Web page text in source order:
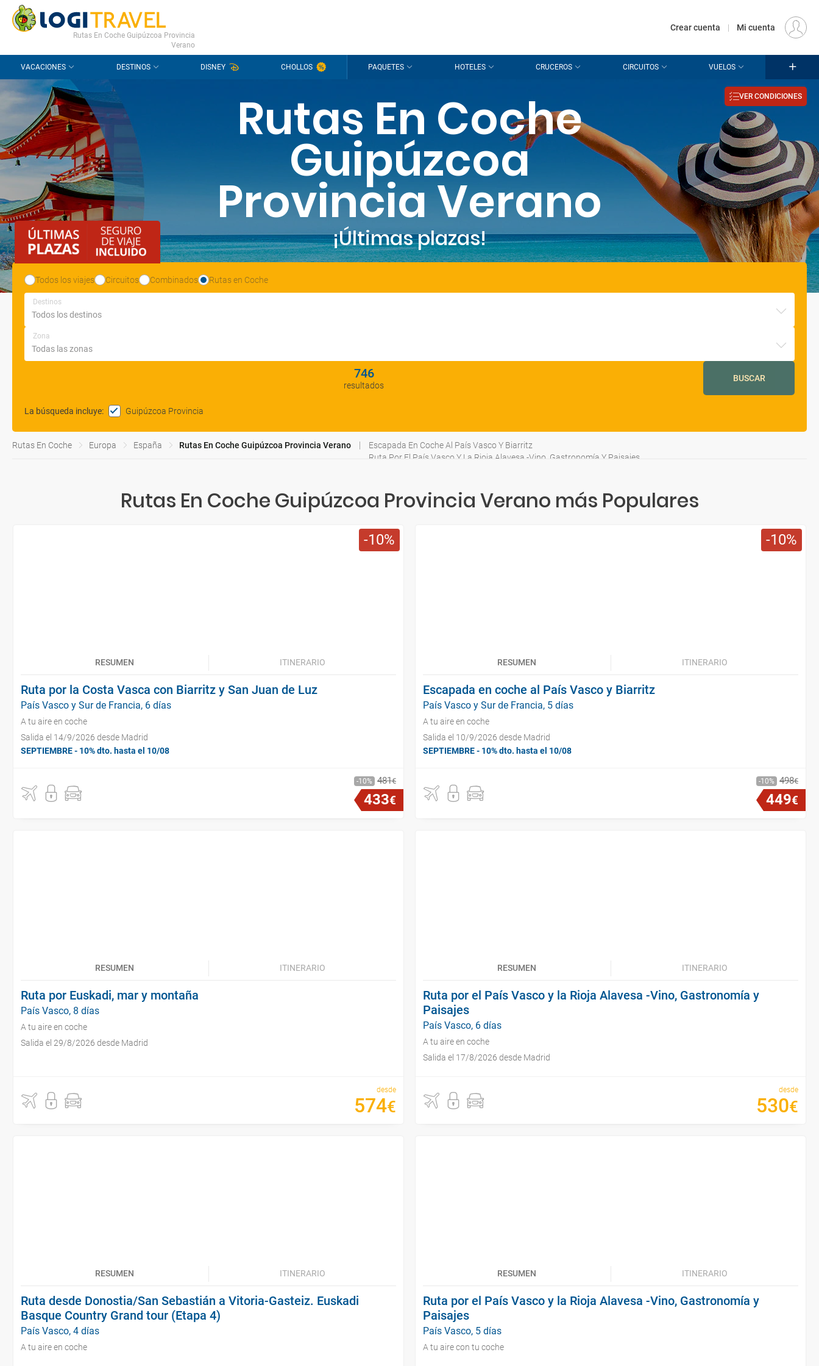
CONTACTO PREGUNTAS FRECUENTES
Rutas En Coche Guipúzcoa Provincia
Verano
Crear cuenta | Mi cuenta
VACACIONES DESTINOS DISNEY CHOLLOS PAQUETES HOTELES CRUCEROS CIRCUITOS VUELOS
Rutas En Coche
Guipúzcoa
Provincia Verano
¡Últimas plazas!
VER CONDICIONES
Todos los viajes Circuitos Combinados Rutas en Coche
Destinos
Zona
746
resultados
BUSCAR
La búsqueda incluye: Guipúzcoa Provincia
Rutas En Coche Europa España Rutas En Coche Guipúzcoa Provincia Verano
Escapada En Coche Al País Vasco Y Biarritz
Ruta Por El País Vasco Y La Rioja Alavesa -Vino, Gastronomía Y Paisajes
Rutas En Coche Guipúzcoa Provincia Verano más Populares
10
RESUMEN ITINERARIO
Ruta por la Costa Vasca con Biarritz y San Juan de Luz
País Vasco y Sur de Francia, 6 días
A tu aire en coche
Salida el 14/9/2026 desde Madrid
SEPTIEMBRE - 10% dto. hasta el 10/08
10 481€
433€
10
RESUMEN ITINERARIO
Escapada en coche al País Vasco y Biarritz
País Vasco y Sur de Francia, 5 días
A tu aire en coche
Salida el 10/9/2026 desde Madrid
SEPTIEMBRE - 10% dto. hasta el 10/08
10 498€
449€
RESUMEN ITINERARIO
Ruta por Euskadi, mar y montaña
País Vasco, 8 días
A tu aire en coche
Salida el 29/8/2026 desde Madrid
desde
574€
RESUMEN ITINERARIO
Ruta por el País Vasco y la Rioja Alavesa -Vino, Gastronomía y
Paisajes
País Vasco, 6 días
A tu aire en coche
Salida el 17/8/2026 desde Madrid
desde
530€
RESUMEN ITINERARIO
Ruta desde Donostia/San Sebastián a Vitoria-Gasteiz. Euskadi
Basque Country Grand tour (Etapa 4)
País Vasco, 4 días
A tu aire en coche
RESUMEN ITINERARIO
Ruta por el País Vasco y la Rioja Alavesa -Vino, Gastronomía y
Paisajes
País Vasco, 5 días
A tu aire con tu coche